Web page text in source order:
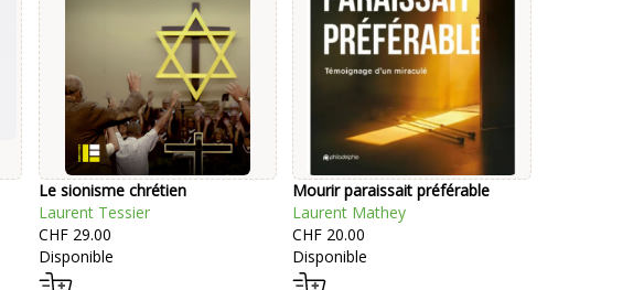
Le sionisme chrétien
Laurent Tessier
CHF 29.00
Disponible
Mourir paraissait préférable
Laurent Mathey
CHF 20.00
Disponible